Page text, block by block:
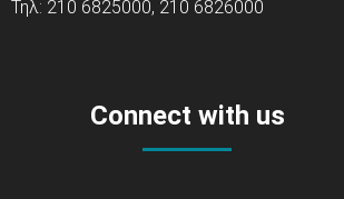
Τηλ: 210 6825000, 210 6826000
Connect with us